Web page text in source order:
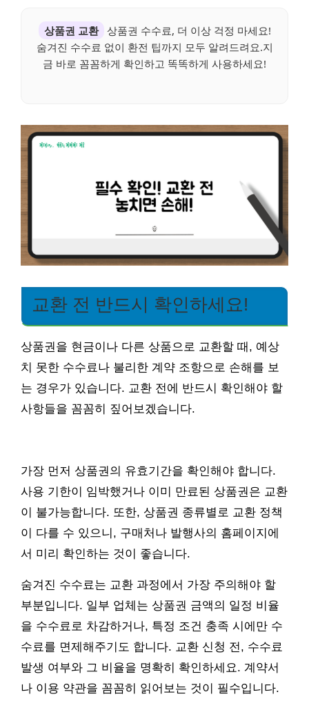
상품권 교환
상품권 수수료, 더 이상 걱정 마세요!
숨겨진 수수료 없이 환전 팁까지 모두 알려드려요.지
금 바로 꼼꼼하게 확인하고 똑똑하게 사용하세요!
교환 전 반드시 확인하세요!
상품권을 현금이나 다른 상품으로 교환할 때, 예상
치 못한 수수료나 불리한 계약 조항으로 손해를 보
는 경우가 있습니다. 교환 전에 반드시 확인해야 할
사항들을 꼼꼼히 짚어보겠습니다.
가장 먼저 상품권의 유효기간을 확인해야 합니다.
사용 기한이 임박했거나 이미 만료된 상품권은 교환
이 불가능합니다. 또한, 상품권 종류별로 교환 정책
이 다를 수 있으니, 구매처나 발행사의 홈페이지에
서 미리 확인하는 것이 좋습니다.
숨겨진 수수료는 교환 과정에서 가장 주의해야 할
부분입니다. 일부 업체는 상품권 금액의 일정 비율
을 수수료로 차감하거나, 특정 조건 충족 시에만 수
수료를 면제해주기도 합니다. 교환 신청 전, 수수료
발생 여부와 그 비율을 명확히 확인하세요. 계약서
나 이용 약관을 꼼꼼히 읽어보는 것이 필수입니다.